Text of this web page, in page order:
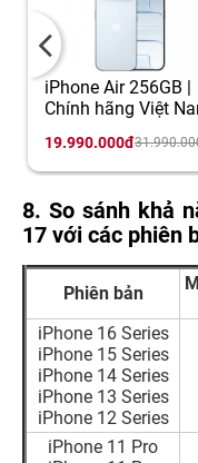
iPhone Air 256GB |
Chính hãng Việt
19.990.000đ
8. So sánh khả
17 với các phiên
Phiên bản
iPhone 16 Series
iPhone 15 Series
iPhone 14 Series
iPhone 13 Series
iPhone 12 Series
iPhone 11 Pro